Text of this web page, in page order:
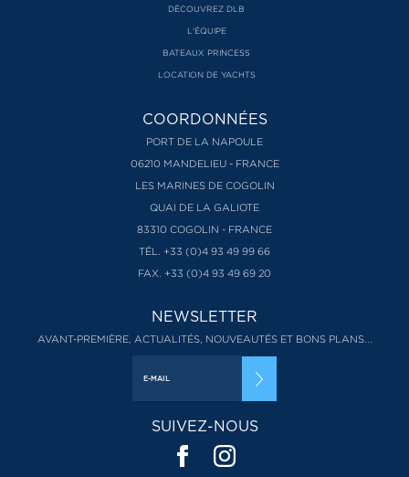
DÉCOUVREZ DLB
L'ÉQUIPE
BATEAUX PRINCESS
LOCATION DE YACHTS
COORDONNÉES
PORT DE LA NAPOULE
06210 MANDELIEU - FRANCE
LES MARINES DE COGOLIN
QUAI DE LA GALIOTE
83310 COGOLIN - FRANCE
TÉL. +33 (0)4 93 49 99 66
FAX. +33 (0)4 93 49 69 20
NEWSLETTER
AVANT-PREMIÈRE, ACTUALITÉS, NOUVEAUTÉS ET BONS PLANS...
SUIVEZ-NOUS